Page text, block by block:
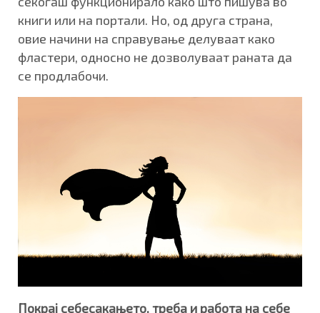
книги или на портали. Но, од друга страна,
овие начини на справување делуваат како
фластери, односно не дозволуваат раната да
се продлабочи.
Покрај себесакањето, треба и работа на себе